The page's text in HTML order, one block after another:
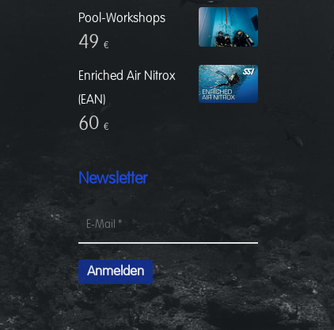
Pool-Workshops
49€
Enriched Air Nitrox
(EAN)
60€
Newsletter